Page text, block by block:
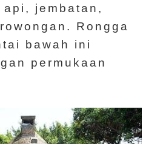
jembatan,
Rongga
bawah ini
permukaan